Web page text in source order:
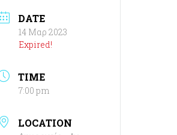
DATE
14 Μαρ 2023
Expired!
TIME
7:00 pm
LOCATION